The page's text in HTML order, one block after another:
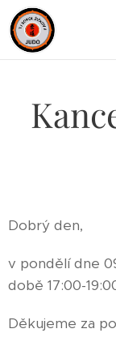
Dobrý den,
v pondělí dne
době 17:00-
Děkujeme za